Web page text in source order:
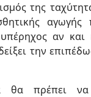
της
αγωγής
αν και
την
θα πρέπει